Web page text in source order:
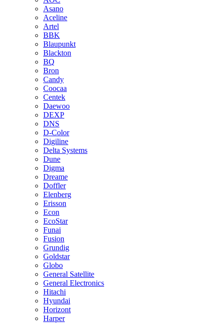
Asano
Aceline
Artel
BBK
Blaupunkt
Blackton
BQ
Bron
Candy
Coocaa
Centek
Daewoo
DEXP
DNS
D-Color
Digiline
Delta Systems
Dune
Digma
Dreame
Doffler
Elenberg
Erisson
Econ
EcoStar
Funai
Fusion
Grundig
Goldstar
Globo
General Satellite
General Electronics
Hitachi
Hyundai
Horizont
Harper